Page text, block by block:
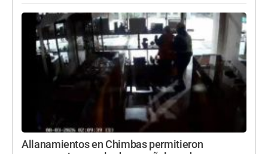
Allanamientos en Chimbas permitieron